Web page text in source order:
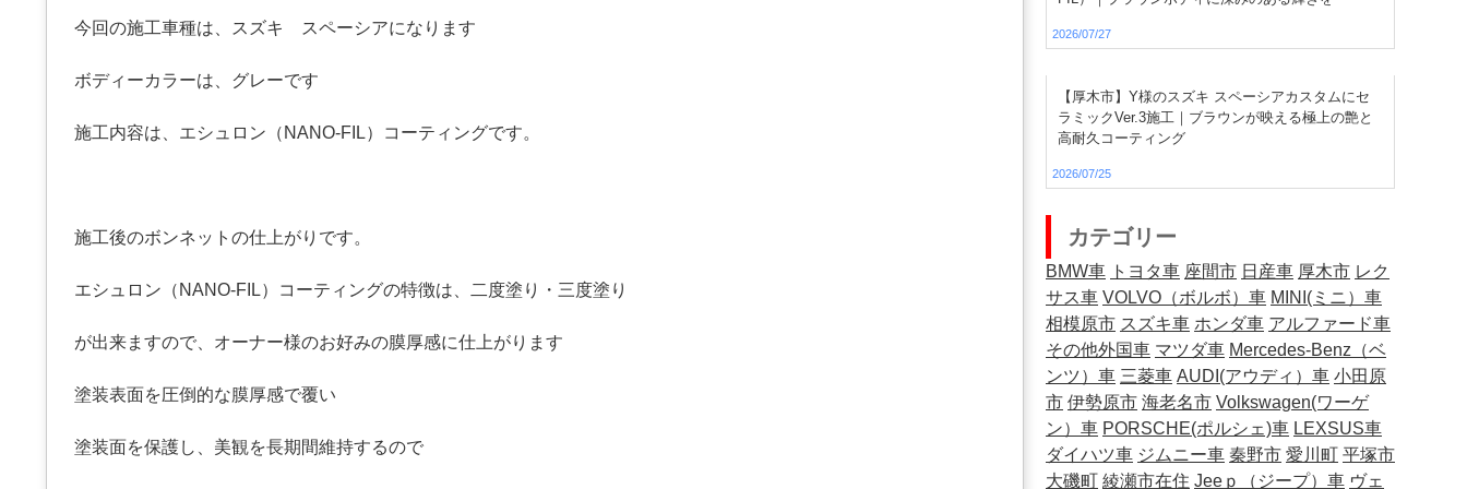
今回の施工車種は、スズキ スペーシアになります
ボディーカラーは、グレーです
施工内容は、エシュロン（NANO-FIL）コーティングです。
施工後のボンネットの仕上がりです。
エシュロン（NANO-FIL）コーティングの特徴は、二度塗り・三度塗り
が出来ますので、オーナー様のお好みの膜厚感に仕上がります
塗装表面を圧倒的な膜厚感で覆い
塗装面を保護し、美観を長期間維持するので
2026/07/27
【厚木市】Y様のスズキ スペーシアカスタムにセ
ラミックVer.3施工｜ブラウンが映える極上の艶と
高耐久コーティング
2026/07/25
カテゴリー
BMW車 トヨタ車 座間市 日産車 厚木市 レク
サス車 VOLVO（ボルボ）車 MINI(ミニ）車
相模原市 スズキ車 ホンダ車 アルファード車
その他外国車 マツダ車 Mercedes-Benz（ベ
ンツ）車 三菱車 AUDI(アウディ）車 小田原
市 伊勢原市 海老名市 Volkswagen(ワーゲ
ン）車 PORSCHE(ポルシェ)車 LEXSUS車
ダイハツ車 ジムニー車 秦野市 愛川町 平塚市
大磯町 綾瀬市在住 Jeeｐ（ジープ）車 ヴェ